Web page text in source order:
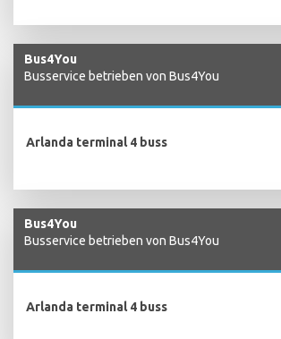
Bus4You
Busservice betrieben von Bus4You
Arlanda terminal 4 buss
Bus4You
Busservice betrieben von Bus4You
Arlanda terminal 4 buss